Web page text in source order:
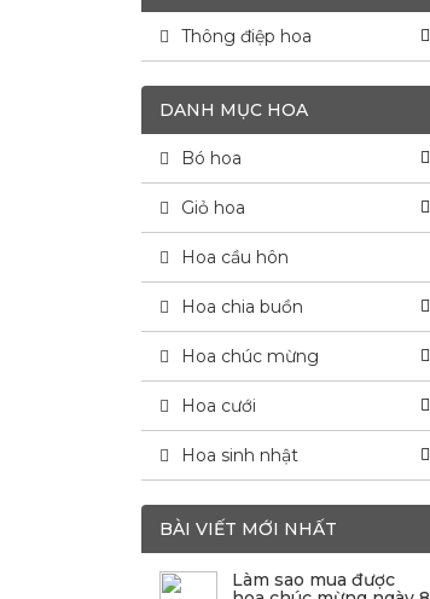
Thông điệp hoa
DANH MỤC HOA
Bó hoa
Giỏ hoa
Hoa cầu hôn
Hoa chia buồn
Hoa chúc mừng
Hoa cưới
Hoa sinh nhật
BÀI VIẾT MỚI NHẤT
Làm sao mua được